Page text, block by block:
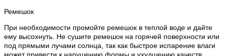
Ремешок
При необходимости промойте ремешок в теплой воде и дайте
ему высохнуть. Не сушите ремешок на горячей поверхности или
под прямыми лучами солнца, так как быстрое испарение влаги